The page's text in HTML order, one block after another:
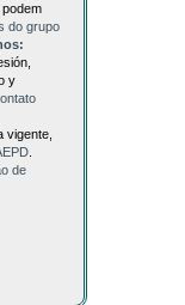
do grupo
y
vigente,
de